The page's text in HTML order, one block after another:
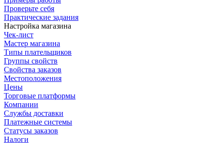
Проверьте себя
Практические задания
Настройка магазина
Чек-лист
Мастер магазина
Типы плательщиков
Группы свойств
Свойства заказов
Местоположения
Цены
Торговые платформы
Компании
Службы доставки
Платежные системы
Статусы заказов
Налоги